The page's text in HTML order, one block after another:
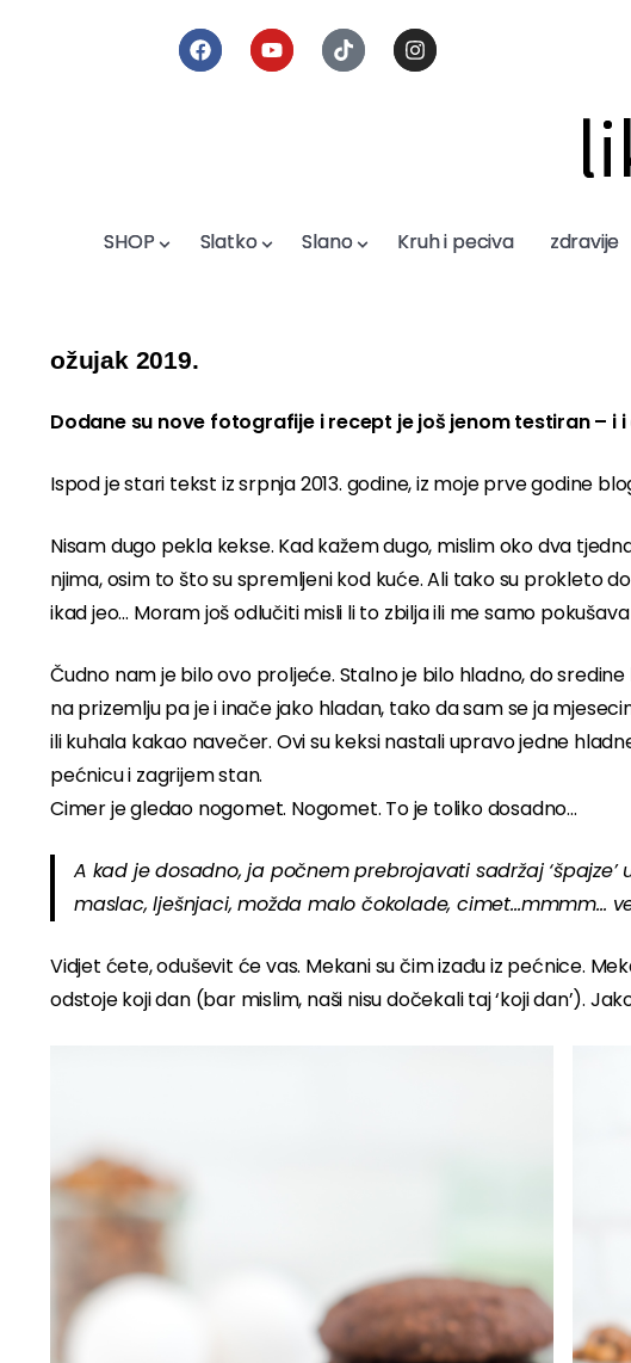
SHOP Slatko Slano Kruh i peciva zdravije
SHOP Slatko Slano Kruh i peciva zdravije
ožujak 2019.
Dodane su nove fotografije i recept je još jenom testiran – i
Ispod je stari tekst iz srpnja 2013. godine, iz moje prve godine
Nisam dugo pekla kekse. Kad kažem dugo, mislim oko dva
njima, osim to što su spremljeni kod kuće. Ali tako su prokleto
ikad jeo… Moram još odlučiti misli li to zbilja ili me samo
Čudno nam je bilo ovo proljeće. Stalno je bilo hladno, do
na prizemlju pa je i inače jako hladan, tako da sam se ja
ili kuhala kakao navečer. Ovi su keksi nastali upravo jedne
pećnicu i zagrijem stan.
Cimer je gledao nogomet. Nogomet. To je toliko dosadno…
A kad je dosadno, ja počnem prebrojavati sadržaj
maslac, lješnjaci, možda malo čokolade, cimet…mmmm…
Vidjet ćete, oduševit će vas. Mekani su čim izađu iz pećnice.
odstoje koji dan (bar mislim, naši nisu dočekali taj ‘koji dan’).